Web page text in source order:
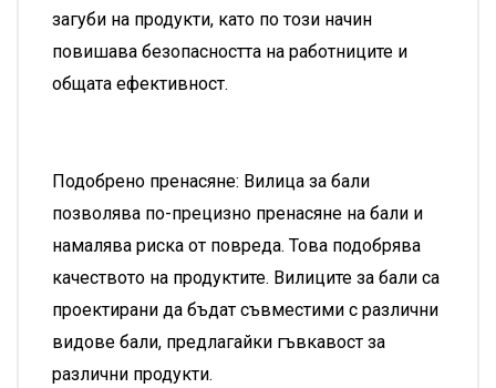
загуби на продукти, като по този начин
повишава безопасността на работниците и
общата ефективност.
Подобрено пренасяне: Вилица за бали
позволява по-прецизно пренасяне на бали и
намалява риска от повреда. Това подобрява
качеството на продуктите. Вилиците за бали са
проектирани да бъдат съвместими с различни
видове бали, предлагайки гъвкавост за
различни продукти.